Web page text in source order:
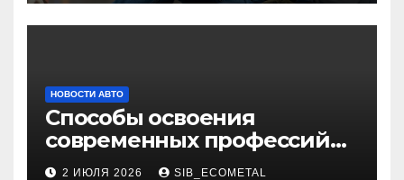
НОВОСТИ АВТО
Способы освоения
современных профессий
через онлайн-курсы
2 ИЮЛЯ 2026 SIB_ECOMETAL